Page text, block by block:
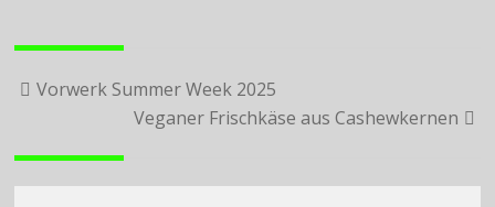
Beitragsnavigation
Vorwerk Summer Week 2025
Veganer Frischkäse aus Cashewkernen